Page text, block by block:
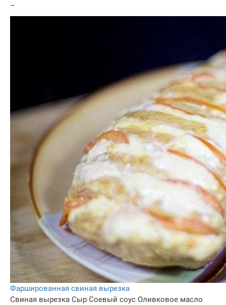
–
Фаршированная свиная вырезка
Свиная вырезка Сыр Соевый соус Оливковое масло